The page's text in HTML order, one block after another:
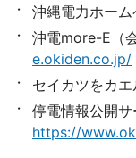
沖縄電力ホーム
沖電more-E（
e.okiden.co.jp/
セイカツをカエ
停電情報公開サ
https://